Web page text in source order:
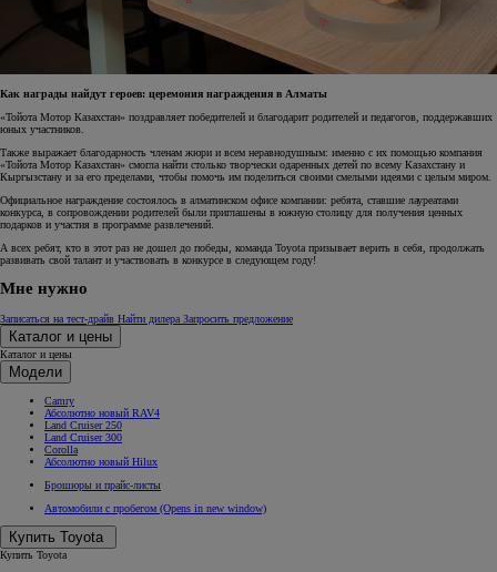
Как награды найдут героев: церемония награждения в Алматы
«Тойота Мотор Казахстан» поздравляет победителей и благодарит родителей и педагогов, поддержавших
юных участников.
Также выражает благодарность членам жюри и всем неравнодушным: именно с их помощью компания
«Тойота Мотор Казахстан» смогла найти столько творчески одаренных детей по всему Казахстану и
Кыргызстану и за его пределами, чтобы помочь им поделиться своими смелыми идеями с целым миром.
Официальное награждение состоялось в алматинском офисе компании: ребята, ставшие лауреатами
конкурса, в сопровождении родителей были приглашены в южную столицу для получения ценных
подарков и участия в программе развлечений.
А всех ребят, кто в этот раз не дошел до победы, команда Toyota призывает верить в себя, продолжать
развивать свой талант и участвовать в конкурсе в следующем году!
Мне нужно
Записаться на тест-драйв Найти дилера Запросить предложение
Каталог и цены
Каталог и цены
Модели
Camry
Абсолютно новый RAV4
Land Cruiser 250
Land Cruiser 300
Corolla
Абсолютно новый Hilux
Брошюры и прайс-листы
Автомобили с пробегом (Opens in new window)
Купить Toyota
Купить Toyota